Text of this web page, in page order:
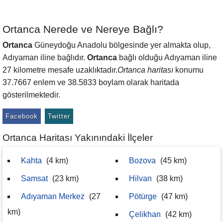
Ortanca Nerede ve Nereye Bağlı?
Ortanca Güneydoğu Anadolu bölgesinde yer almakta olup,
Adıyaman iline bağlıdır. Ortanca bağlı olduğu Adıyaman iline
27 kilometre mesafe uzaklıktadır.Ortanca haritası konumu
37.7667 enlem ve 38.5833 boylam olarak haritada
gösterilmektedir.
Facebook Twitter
Ortanca Haritası Yakınındaki İlçeler
Kahta (4 km)
Samsat (23 km)
Adıyaman Merkez
(27
km)
Bozova (45 km)
Hilvan (38 km)
Pötürge (47 km)
Çelikhan (42 km)